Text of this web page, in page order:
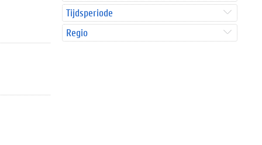
Tijdsperiode
Regio